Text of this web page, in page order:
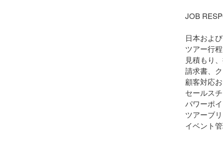
JOB
日本およ
ツアー行
見積もり
請求書、
顧客対応
セールス
パワーポ
ツアーブ
イベント